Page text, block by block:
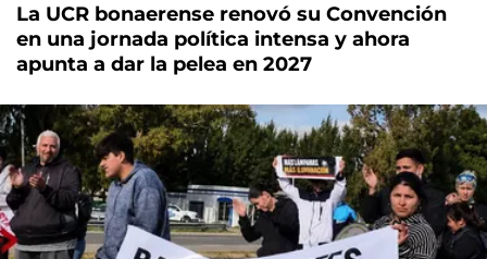
La UCR bonaerense renovó su Convención
en una jornada política intensa y ahora
apunta a dar la pelea en 2027